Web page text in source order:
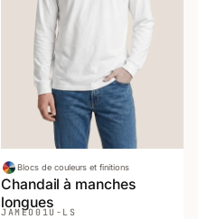
Blocs de couleurs et finitions
Chandail à manches
longues
JAMEO 01U-LS